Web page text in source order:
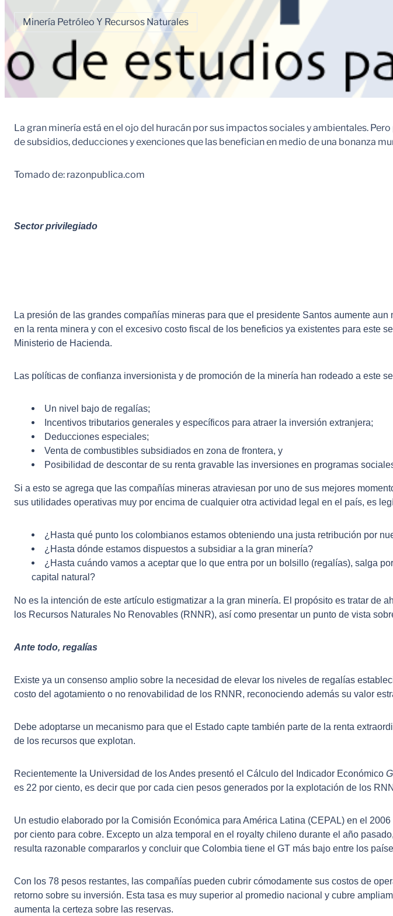
Minería Petróleo Y Recursos Naturales
La gran minería está en el ojo del huracán por sus impactos sociales y ambientales.
de subsidios, deducciones y exenciones que las benefician en medio de una bonanza
Tomado de: razonpublica.com
Sector privilegiado
La presión de las grandes compañías mineras para que el presidente Santos aumente
en la renta minera y con el excesivo costo fiscal de los beneficios ya existentes para este
Ministerio de Hacienda.
Las políticas de confianza inversionista y de promoción de la minería han rodeado a este
Un nivel bajo de regalías;
Incentivos tributarios generales y específicos para atraer la inversión extranjera;
Deducciones especiales;
Venta de combustibles subsidiados en zona de frontera, y
Posibilidad de descontar de su renta gravable las inversiones en programas
Si a esto se agrega que las compañías mineras atraviesan por uno de sus mejores
sus utilidades operativas muy por encima de cualquier otra actividad legal en el país, es
¿Hasta qué punto los colombianos estamos obteniendo una justa retribución por
¿Hasta dónde estamos dispuestos a subsidiar a la gran minería?
¿Hasta cuándo vamos a aceptar que lo que entra por un bolsillo (regalías), salga
capital natural?
No es la intención de este artículo estigmatizar a la gran minería. El propósito es tratar de
los Recursos Naturales No Renovables (RNNR), así como presentar un punto de vista
Ante todo, regalías
Existe ya un consenso amplio sobre la necesidad de elevar los niveles de regalías
costo del agotamiento o no renovabilidad de los RNNR, reconociendo además su valor
Debe adoptarse un mecanismo para que el Estado capte también parte de la renta
de los recursos que explotan.
Recientemente la Universidad de los Andes presentó el Cálculo del Indicador Económico
es 22 por ciento, es decir que por cada cien pesos generados por la explotación de los
Un estudio elaborado por la Comisión Económica para América Latina (CEPAL) en el
por ciento para cobre. Excepto un alza temporal en el royalty chileno durante el año
resulta razonable compararlos y concluir que Colombia tiene el GT más bajo entre los
Con los 78 pesos restantes, las compañías pueden cubrir cómodamente sus costos de
retorno sobre su inversión. Esta tasa es muy superior al promedio nacional y cubre
aumenta la certeza sobre las reservas.